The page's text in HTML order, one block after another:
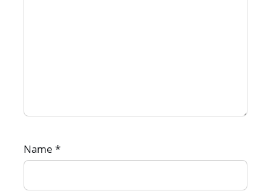
Name*